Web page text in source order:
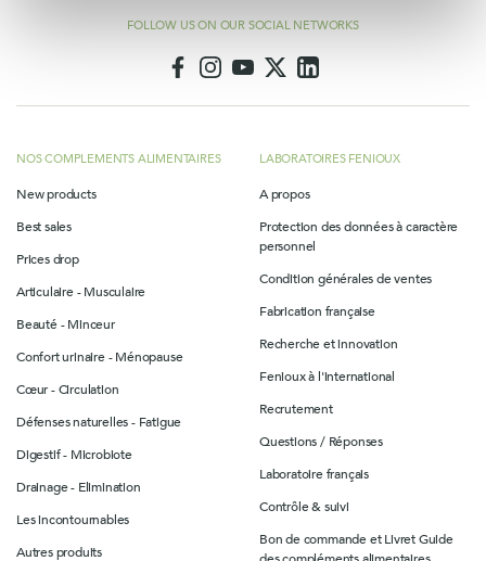
FOLLOW US ON OUR SOCIAL NETWORKS
NOS COMPLEMENTS ALIMENTAIRES
New products
Best sales
Prices drop
Articulaire - Musculaire
Beauté - Minceur
Confort urinaire - Ménopause
Cœur - Circulation
Défenses naturelles - Fatigue
Digestif - Microbiote
Drainage - Elimination
Les incontournables
Autres produits
LABORATOIRES FENIOUX
A propos
Protection des données à caractère
personnel
Condition générales de ventes
Fabrication française
Recherche et innovation
Fenioux à l'international
Recrutement
Questions / Réponses
Laboratoire français
Contrôle & suivi
Bon de commande et Livret Guide